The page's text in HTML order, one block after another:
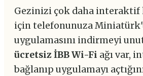
Gezinizi çok daha
için telefonunuza
uygulamasını indirmeyi
ücretsiz İBB Wi-Fi ağı var,
bağlanıp uygulamayı